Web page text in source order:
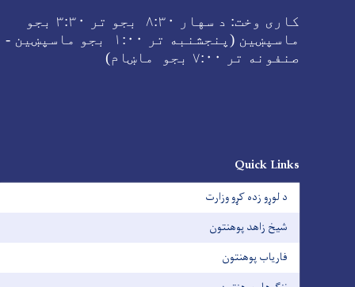
کاری وخت: د سهار ۸:۳۰ بجو تر
۳:۳۰ بجو
ماسپښین (پنجشنبه تر ۱:۰۰ بجو ماسپښین -
صنفونه تر
۷:۰۰ بجو ماښام )
Quick Links
د لوړو زده کړو وزارت
شیخ زاهد پوهنتون
فاریاب پوهنتون